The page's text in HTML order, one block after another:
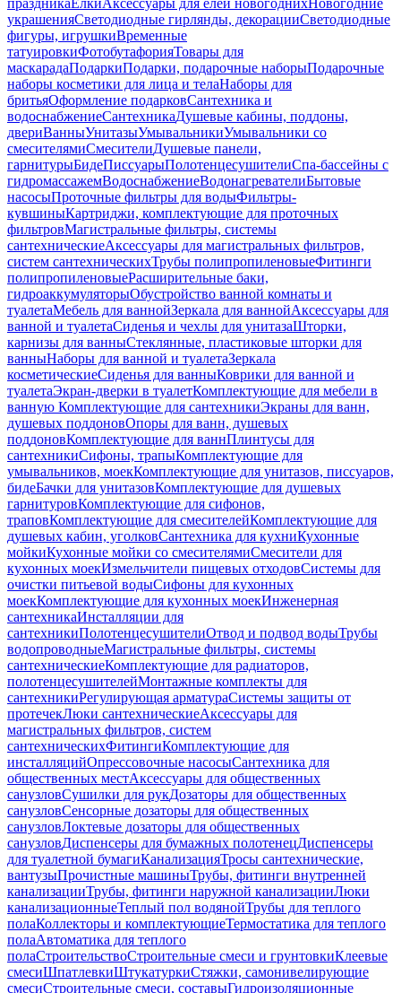
праздникаЕлкиАксессуары для елей новогоднихНовогодние
украшенияСветодиодные гирлянды, декорацииСветодиодные
фигуры, игрушкиВременные
татуировкиФотобутафорияТовары для
маскарадаПодаркиПодарки, подарочные наборыПодарочные
наборы косметики для лица и телаНаборы для
бритьяОформление подарковСантехника и
водоснабжениеСантехникаДушевые кабины, поддоны,
двериВанныУнитазыУмывальникиУмывальники со
смесителямиСмесителиДушевые панели,
гарнитурыБидеПиссуарыПолотенцесушителиСпа-бассейны с
гидромассажемВодоснабжениеВодонагревателиБытовые
насосыПроточные фильтры для водыФильтры-
кувшиныКартриджи, комплектующие для проточных
фильтровМагистральные фильтры, системы
сантехническиеАксессуары для магистральных фильтров,
систем сантехническихТрубы полипропиленовыеФитинги
полипропиленовыеРасширительные баки,
гидроаккумуляторыОбустройство ванной комнаты и
туалетаМебель для ваннойЗеркала для ваннойАксессуары для
ванной и туалетаСиденья и чехлы для унитазаШторки,
карнизы для ванныСтеклянные, пластиковые шторки для
ванныНаборы для ванной и туалетаЗеркала
косметическиеСиденья для ванныКоврики для ванной и
туалетаЭкран-дверки в туалетКомплектующие для мебели в
ванную Комплектующие для сантехникиЭкраны для ванн,
душевых поддоновОпоры для ванн, душевых
поддоновКомплектующие для ваннПлинтусы для
сантехникиСифоны, трапыКомплектующие для
умывальников, моекКомплектующие для унитазов, писсуаров,
бидеБачки для унитазовКомплектующие для душевых
гарнитуровКомплектующие для сифонов,
траповКомплектующие для смесителейКомплектующие для
душевых кабин, уголковСантехника для кухниКухонные
мойкиКухонные мойки со смесителямиСмесители для
кухонных моекИзмельчители пищевых отходовСистемы для
очистки питьевой водыСифоны для кухонных
моекКомплектующие для кухонных моекИнженерная
сантехникаИнсталляции для
сантехникиПолотенцесушителиОтвод и подвод водыТрубы
водопроводныеМагистральные фильтры, системы
сантехническиеКомплектующие для радиаторов,
полотенцесушителейМонтажные комплекты для
сантехникиРегулирующая арматураСистемы защиты от
протечекЛюки сантехническиеАксессуары для
магистральных фильтров, систем
сантехническихФитингиКомплектующие для
инсталляцийОпрессовочные насосыСантехника для
общественных местАксессуары для общественных
санузловСушилки для рукДозаторы для общественных
санузловСенсорные дозаторы для общественных
санузловЛоктевые дозаторы для общественных
санузловДиспенсеры для бумажных полотенецДиспенсеры
для туалетной бумагиКанализацияТросы сантехнические,
вантузыПрочистные машиныТрубы, фитинги внутренней
канализацииТрубы, фитинги наружной канализацииЛюки
канализационныеТеплый пол водянойТрубы для теплого
полаКоллекторы и комплектующиеТермостатика для теплого
полаАвтоматика для теплого
полаСтроительствоСтроительные смеси и грунтовкиКлеевые
смесиШпатлевкиШтукатуркиСтяжки, самонивелирующие
смесиСтроительные смеси, составыГидроизоляционные